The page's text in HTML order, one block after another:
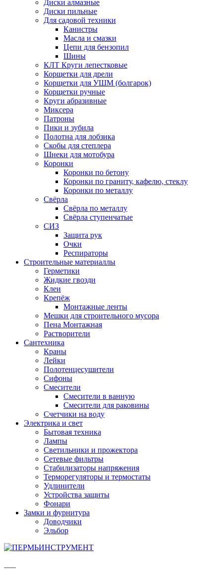
Диски алмазные
Диски пильные
Для садовой техники
Канистры
Масла и смазки
Цепи для бензопил
Шины
КЛТ Круги лепестковые
Корщетки для дрели
Корщетки для УШМ (болгарок)
Корщетки ручные
Круги абразивные
Миксера
Патроны
Пики и зубила
Полотна для лобзика
Скобы для степлера
Шнеки для мотобура
Коронки
Коронки по бетону
Коронки по граниту, кафелю, стеклу
Коронки по металлу
Свёрла
Свёрла по металлу
Свёрла ступенчатые
СИЗ
Защита рук
Очки
Респираторы
Строительные материаллы
Герметики
Жидкие гвозди
Клеи
Крепёж
Монтажные ленты
Мешки для строительного мусора
Пена Монтажная
Растворители
Сантехника
Краны
Лейки
Полотенцесушители
Сифоны
Смесители
Смесители в ванную
Смесители для раковины
Счетчики на воду
Электрика и свет
Бытовая техника
Лампы
Светильники и прожектора
Сетевые фильтры
Стабилизаторы напряжения
Терморегуляторы и термостаты
Удлинители
Устройства защиты
Фонари
Замки и фурнитура
Доводчики
Эльбор